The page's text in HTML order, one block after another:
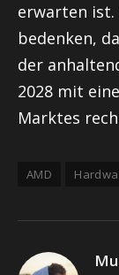
erwarten ist.
bedenken,
der
2028 mit
Marktes
AMD